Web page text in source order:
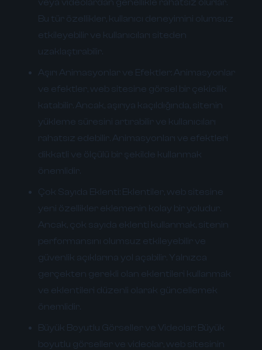
veya videolardan genellikle rahatsız olurlar.
Bu tür özellikler, kullanıcı deneyimini olumsuz
etkileyebilir ve kullanıcıları siteden
uzaklaştırabilir.
Aşırı Animasyonlar ve Efektler:Animasyonlar
ve efektler, web sitesine görsel bir çekicilik
katabilir. Ancak, aşırıya kaçıldığında, sitenin
yükleme süresini artırabilir ve kullanıcıları
rahatsız edebilir. Animasyonları ve efektleri
dikkatli ve ölçülü bir şekilde kullanmak
önemlidir.
Çok Sayıda Eklenti: Eklentiler, web sitesine
yeni özellikler eklemenin kolay bir yoludur.
Ancak, çok sayıda eklenti kullanmak, sitenin
performansını olumsuz etkileyebilir ve
güvenlik açıklarına yol açabilir. Yalnızca
gerçekten gerekli olan eklentileri kullanmak
ve eklentileri düzenli olarak güncellemek
önemlidir.
Büyük Boyutlu Görseller ve Videolar: Büyük
boyutlu görseller ve videolar, web sitesinin